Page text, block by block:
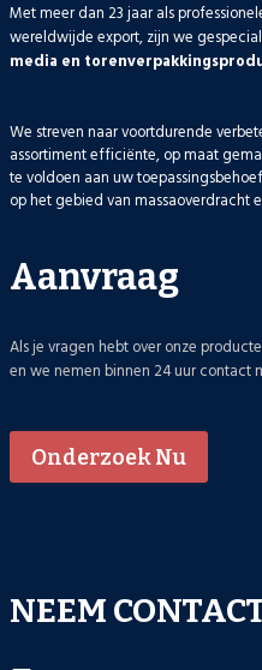
Met meer dan 23 jaar als
wereldwijde export, zijn we
media en
We streven naar voortdurende
assortiment efficiënte, op maat
te voldoen aan uw
op het gebied van massaoverdracht
Aanvraag
Als je vragen hebt over onze
en we nemen binnen 24 uur contact
Onderzoek Nu
NEEM